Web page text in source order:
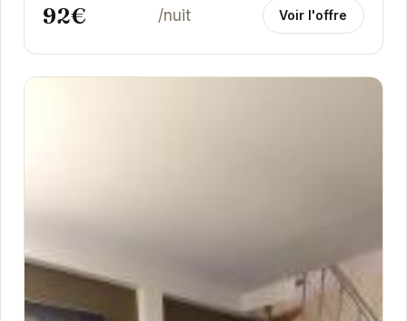
92€ /nuit Voir l'offre